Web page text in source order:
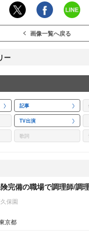
画像一覧へ戻る
ー
記事
TV出演
歌詞
完備の職場で調理師/調
保園
京都